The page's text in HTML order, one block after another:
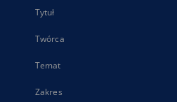
Tytuł
Twórca
Temat
Zakres